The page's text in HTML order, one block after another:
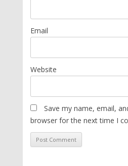
Email
Website
Save my name, email,
browser for the next time I